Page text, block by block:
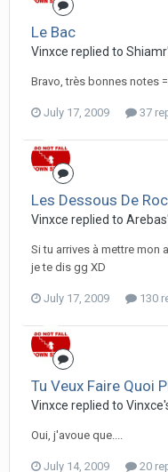
Le Bac
Vinxce replied to
Bravo, très bonnes notes
July 17, 2009 37
Les Dessous De
Vinxce replied to
Si tu arrives à mettre mon
je te dis gg XD
July 17, 2009 130
Tu Veux Faire Quoi
Vinxce replied to
Oui, j'avoue que....
July 14, 2009 20